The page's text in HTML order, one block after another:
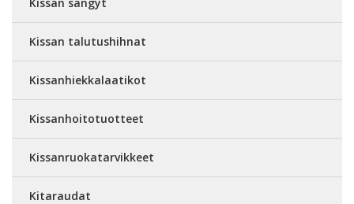
Kissan talutushihnat
Kissanhiekkalaatikot
Kissanhoitotuotteet
Kissanruokatarvikkeet
Kitaraudat